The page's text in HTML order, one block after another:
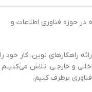
حوزه فناوری اطلاعات و
راهکارهای نوین، کار خود را
و خارجـی، تلاش می‌کنیــم
برطرف کنیم.